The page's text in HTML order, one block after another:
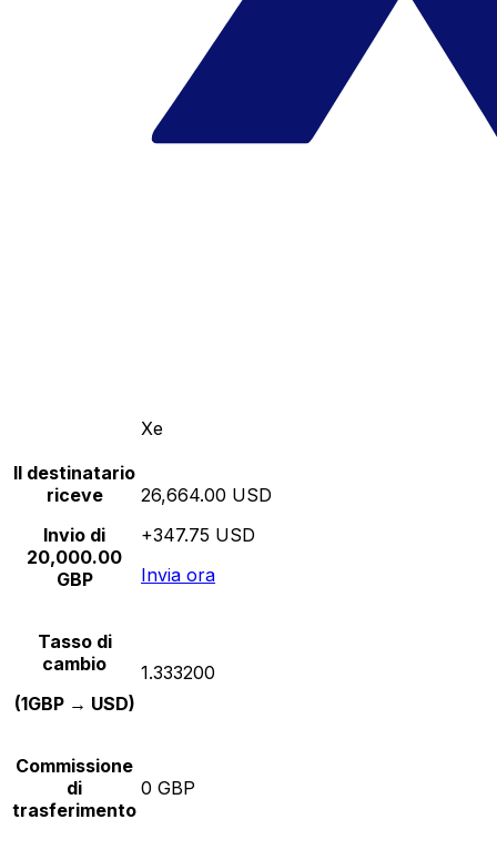
Xe
Il destinatario
riceve
Invio di
20,000.00
GBP
26,664.00 USD
+347.75 USD
Invia ora
Tasso di
cambio
(1GBP → USD)
1.333200
Commissione
di
trasferimento
0 GBP